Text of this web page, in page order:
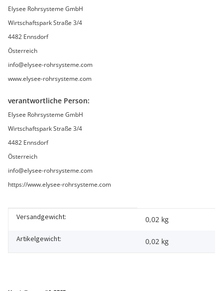
Elysee Rohrsysteme GmbH
Wirtschaftspark Straße 3/4
4482 Ennsdorf
Österreich
info@elysee-rohrsysteme.com
www.elysee-rohrsysteme.com
verantwortliche Person:
Elysee Rohrsysteme GmbH
Wirtschaftspark Straße 3/4
4482 Ennsdorf
Österreich
info@elysee-rohrsysteme.com
https://www.elysee-rohrsysteme.com
Produkteigenschaft
Wert
Versandgewicht: 0,02 kg
Artikelgewicht: 0,02 kg